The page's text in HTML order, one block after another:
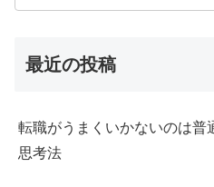
最近の投稿
転職がうまくいかないのは普
思考法